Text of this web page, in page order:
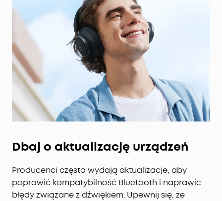
Dbaj o aktualizację urządzeń
Producenci często wydają aktualizacje, aby
poprawić kompatybilność Bluetooth i naprawić
błędy związane z dźwiękiem. Upewnij się, że